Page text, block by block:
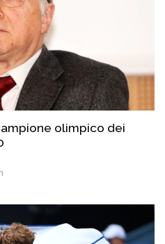
olimpico dei